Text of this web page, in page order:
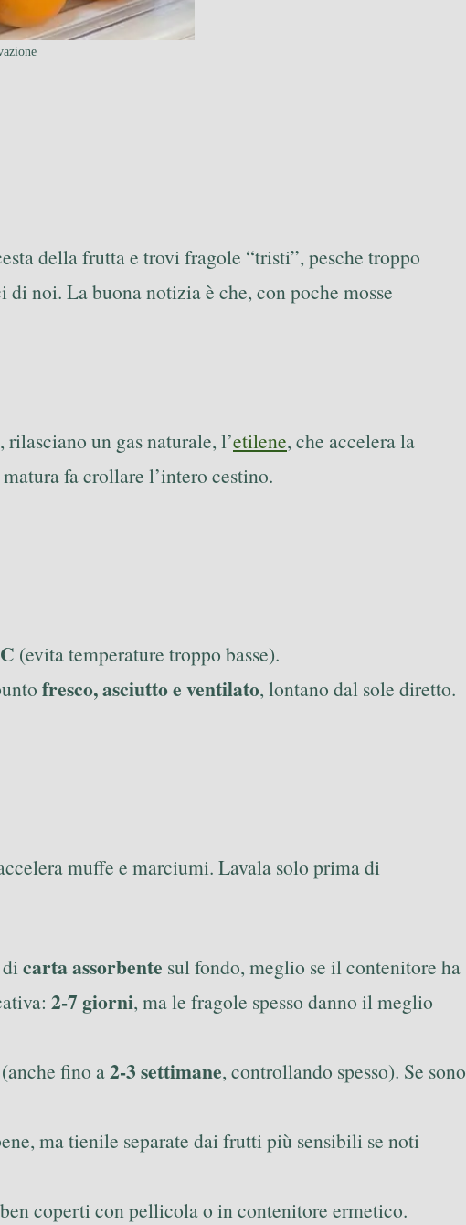
della frutta e trovi fragole “tristi”, pesche troppo
noi. La buona notizia è che, con poche mosse
un gas naturale, l’etilene, che accelera la
fa crollare l’intero cestino.
(evita temperature troppo basse).
fresco, asciutto e ventilato, lontano dal sole diretto.
muffe e marciumi. Lavala solo prima di
carta assorbente sul fondo, meglio se il contenitore ha
2-7 giorni, ma le fragole spesso danno il meglio
fino a2-3 settimane, controllando spesso). Se sono
ma tienile separate dai frutti più sensibili se noti
coperti con pellicola o in contenitore ermetico.